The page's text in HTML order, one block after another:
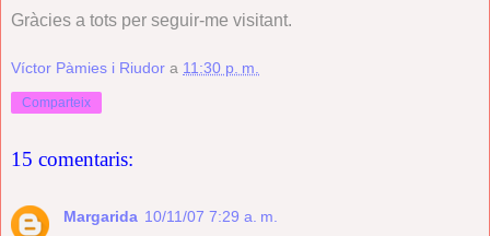
Gràcies a tots per seguir-me visitant.
Víctor Pàmies i Riudor a 11:30 p. m.
Comparteix
15 comentaris:
Margarida 10/11/07 7:29 a. m.